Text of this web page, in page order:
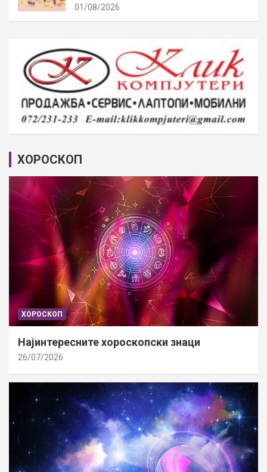
01/08/2026
ХОРОСКОП
ХОРОСКОП
Најинтересните хороскопски знаци
26/07/2026